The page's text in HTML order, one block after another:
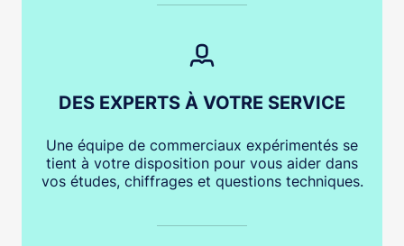
DES EXPERTS À VOTRE SERVICE
Une équipe de commerciaux expérimentés se
tient à votre disposition pour vous aider dans
vos études, chiffrages et questions techniques.